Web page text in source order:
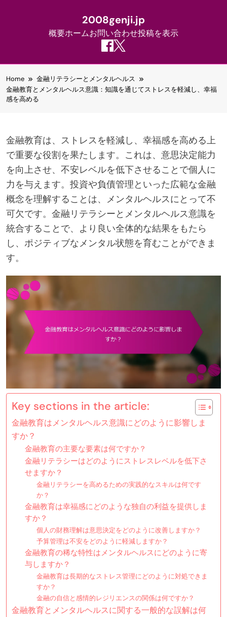
2008genji.jp
概要ホームお問い合わせ投稿を表示
to
content
Home
金融リテラシーとメンタルヘルス
金融教育とメンタルヘルス意識：知識を通じてストレスを軽減し、幸福
感を高める
金融教育は、ストレスを軽減し、幸福感を高める上
で重要な役割を果たします。これは、意思決定能力
を向上させ、不安レベルを低下させることで個人に
力を与えます。投資や負債管理といった広範な金融
概念を理解することは、メンタルヘルスにとって不
可欠です。金融リテラシーとメンタルヘルス意識を
統合することで、より良い全体的な結果をもたら
し、ポジティブなメンタル状態を育むことができま
す。
Key sections in the article:
金融教育はメンタルヘルス意識にどのように影響しま
すか？
金融教育の主要な要素は何ですか？
金融リテラシーはどのようにストレスレベルを低下さ
せますか？
金融リテラシーを高めるための実践的なスキルは何です
か？
金融教育は幸福感にどのような独自の利益を提供しま
すか？
個人の財務理解は意思決定をどのように改善しますか？
予算管理は不安をどのように軽減しますか？
金融教育の稀な特性はメンタルヘルスにどのように寄
与しますか？
金融教育は長期的なストレス管理にどのように対処できま
すか？
金融の自信と感情的レジリエンスの関係は何ですか？
金融教育とメンタルヘルスに関する一般的な誤解は何